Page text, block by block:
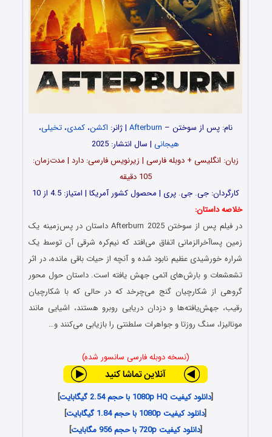
نام: پس از سوختن – Afterburn | ژانر: اکشن،کمدی،تخیلی،
هیجانی | سال انتشار: 2025
زبان: انگلیسی + دوبله فارسی | زیرنویس فارسی: دارد | مدت‌زمان:
105 دقیقه
کارگردان: جی. جی. پری | محصول کشور آمریکا | امتیاز: 4.5 از 10
خلاصه داستان:
در فیلم پس از سوختن Afterburn 2025 داستان در پس‌زمینه‌ یک
زمین پساآخرالزمانی اتفاق می‌افتد که نیم‌کره‌ شرقی آن توسط یک
شراره‌ خورشیدی عظیم نابود شده و آنچه از حیات باقی مانده، در اثر
تشعشعات و بارش‌های اتمی جهش‌ یافته است. داستان حول محور
گروهی از شکارچیان گنج می‌چرخد که در حالی که با شکارچیان
رقیب، جهش‌یافته‌ها و دزدان دریایی روبرو هستند، اشیایی مانند
مونالیزا، سنگ روزتا و جواهرات سلطنتی را بازیابی می‌کنند و…
(نسخه دوبله فارسی سانسور شده)
[دانلود کیفیت 1080p HQ با حجم 2.54 گیگابایت
]
[دانلود کیفیت 1080p با حجم 1.84 گیگابایت
]
[دانلود کیفیت 720p با حجم 956 مگابایت
]